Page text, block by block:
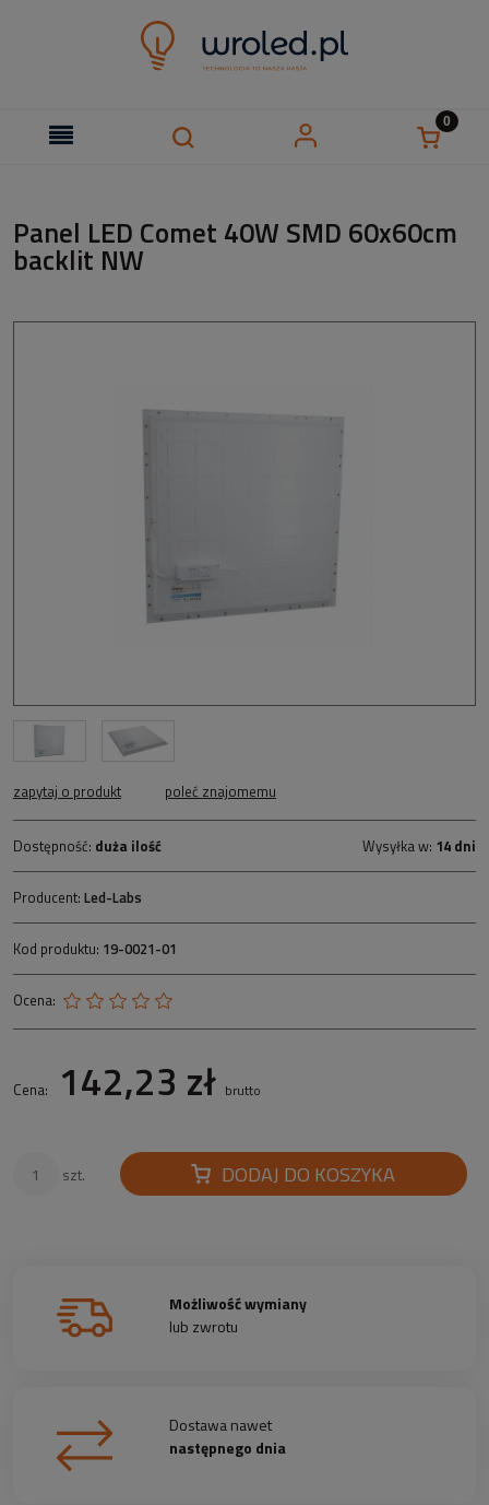
Panel LED Comet 40W SMD 60x60cm
backlit NW
zapytaj o produkt poleć znajomemu
Dostępność: duża ilość Wysyłka w: 14 dni
Producent: Led-Labs
Kod produktu: 19-0021-01
Ocena:
Cena: 142,23 zł brutto
szt. DODAJ DO KOSZYKA
Możliwość wymiany
lub zwrotu
Dostawa nawet
następnego dnia